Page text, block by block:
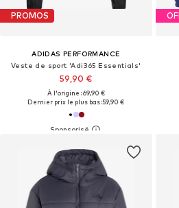
PROMOS
ADIDAS PERFORMANCE
Veste de sport 'Adi365 Essentials'
59,90 €
À l'origine : 69,90 €
Dernier prix le plus bas :59,90 €